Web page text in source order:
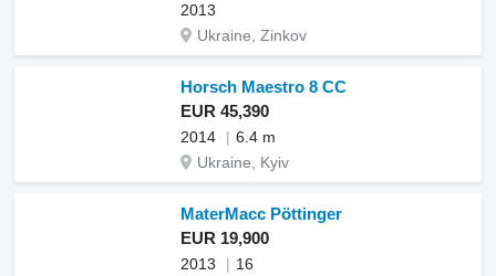
2013
Ukraine, Zinkov
Horsch Maestro 8 CC
EUR 45,390
2014
6.4 m
Ukraine, Kyiv
MaterMacc Pöttinger
EUR 19,900
2013
16